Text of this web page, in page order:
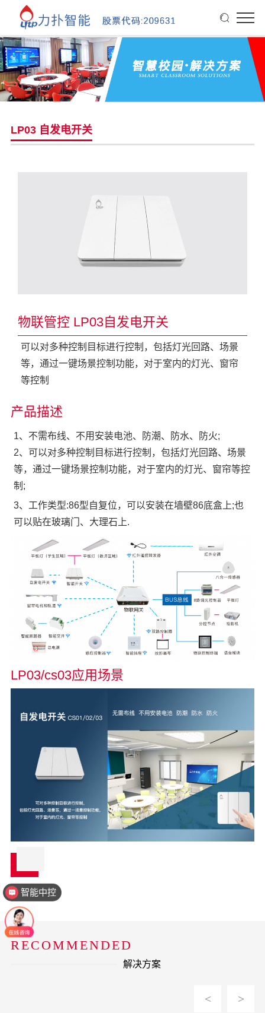
LP03 自发电开关
物联管控 LP03自发电开关
可以对多种控制目标进行控制，包括灯光回路、场景
等，通过一键场景控制功能，对于室内的灯光、窗帘
等控制
产品描述
1、不需布线、不用安装电池、防潮、防水、防火;
2、可以对多种控制目标进行控制，包括灯光回路、场景
等，通过一键场景控制功能，对于室内的灯光、窗帘等控
制;
3、工作类型:86型自复位，可以安装在墙壁86底盒上;也
可以贴在玻璃门、大理石上.
LP03/cs03应用场景
RECOMMENDED
解决方案
智能中控